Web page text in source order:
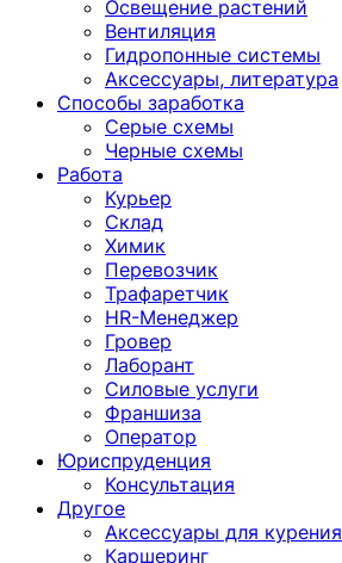
Освещение растений
Вентиляция
Гидропонные системы
Аксессуары, литература
Способы заработка
Серые схемы
Черные схемы
Работа
Курьер
Склад
Химик
Перевозчик
Трафаретчик
HR-Менеджер
Гровер
Лаборант
Силовые услуги
Франшиза
Оператор
Юриспруденция
Консультация
Другoе
Аксессуары для курения
Каршеринг